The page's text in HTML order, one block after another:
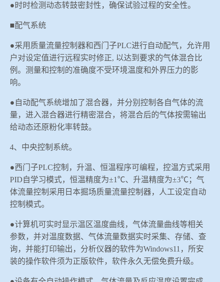
●时时检测动态转鼓密封性，确保试验过程的安全性。
■配气系统
●采用质量流量控制器和西门子PLC进行自动配气，允许用
户对设定值进行远程实时修正, 以达到要求的气体混合比
例。测量和控制的准确度不受环境温度和外界压力的影
响。
●自动配气系统增加了混合器， 并分别控制各自气体的流
量，进入混合器进行精密混合，将混合后的气体按需输出
给动态还原粉化率转鼓。
4、中央控制系统。
●西门子PLC控制，升温、恒温程序可编程，控温方式采用
PID自学习模式，恒温精度为±1℃、升温精度为±3℃；气
体流量控制采用日本掘场质量流量控制器，
人工设定自动
控制模式。
●计算机可实时显示温区温度曲线，气体流量曲线等相关
参数，并对温度数据、气体流量数据实时采集、存储、查
询，并能打印输出 ，分析仪器的软件为Windows11 ，所安
装的操作软件须为正版软件，软件永久无偿免费升级。